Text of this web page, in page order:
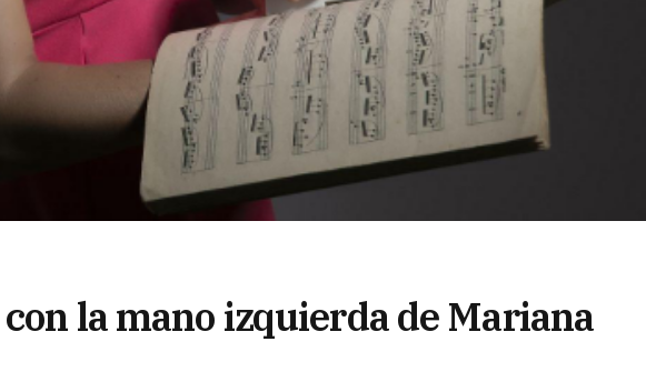
la mano izquierda de Mariana